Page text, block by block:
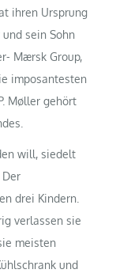
ihren Ursprung
sein Sohn
Mærsk Group,
imposantesten
Møller gehört
will, siedelt
drei Kindern.
verlassen sie
meisten
und